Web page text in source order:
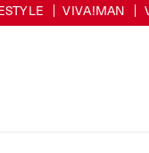
VIVA!MAN